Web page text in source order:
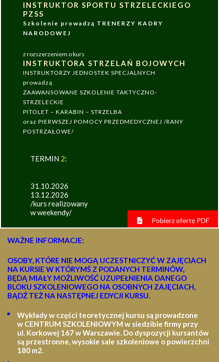
INSTRUKTOR SPORTU STRZELECKIEGO
PZSS
Szkolenie prowadzą TRENERZY KADRY
NARODOWEJ
z rozszerzeniem o kurs
INSTRUKTORA STRZELAŃ BOJOWYCH
INSTRUKTORZY JEDNOSTEK SPECJALNYCH
prowadzą
ZAAWANSOWANE SZKOLENIE TAKTYCZNO-
STRZELECKIE
PITOLET – KARABIN – STRZELBA
oraz PIERWSZEJ POMOCY PRZEDMEDYCZNEJ /RANY
POSTRZAŁOWE/
TERMIN 2:
31.10.2026
13.12.2026
/kurs realizowany
w weekendy/
Pobierz ofertę PDF
WAŻNE INFORMACJE:
OSOBY, KTÓRE NIE MOGĄ UCZESTNICZYĆ W ZAJĘCIACH
NA KURSIE W KTÓRYMŚ Z PODANYCH TERMINÓW,
BĘDĄ MIAŁY MOŻLIWOŚĆ UZUPEŁNIENIA DANEGO
BLOKU SZKOLENIOWEGO NA OSOBNYCH ZAJĘCIACH,
BĄDŹ TEŻ NA NASTĘPNEJ EDYCJI KURSU.
Wykłady w części teoretycznej kursu są prowadzone
w CENTRUM SZKOLENIOWYM w siedzibie firmy przy
ul. Korkowej 167 w Warszawie. Do dyspozycji kursantów
są przestronne, wysokie sale szkoleniowe o powierzchni
180 m2.